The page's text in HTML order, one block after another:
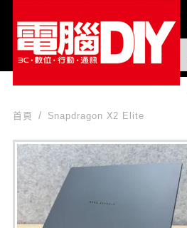
首頁 Snapdragon X2 Elite
Snapdragon X2 Elite